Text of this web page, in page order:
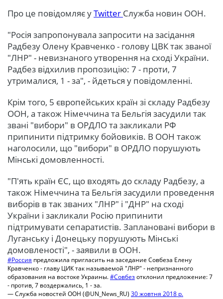
Про це повідомляє уTwitter Служба новин ООН.
"Росія запропонувала запросити на засідання
Радбезу Олену Кравченко - голову ЦВК так званої
"ЛНР" - невизнаного утворення на сході України.
Радбез відхилив пропозицію: 7 - проти, 7
утрималися, 1 - за", - йдеться у повідомленні.
Крім того, 5 європейських країн зі складу Радбезу
ООН, а також Німеччина та Бельгія засудили так
звані "вибори" в ОРДЛО та закликали РФ
припинити підтримку бойовиків. В ООН також
наголосили, що "вибори" в ОРДЛО порушують
Мінські домовленності.
"П'ять країн ЄС, що входять до складу Радбезу, а
також Німеччина та Бельгія засудили проведення
виборів в так званих "ЛНР" і "ДНР" на сході
України і закликали Росію припинити
підтримувати сепаратистів. Заплановані вибори в
Луганську і Донецьку порушують Мінські
домовленості", - заявили в ООН.
#Россия предложила пригласить на заседание Совбеза Елену
Кравченко - главу ЦИК так называемой "ЛНР" - непризнанного
образования на востоке Украины.#Совбезотклонил предложение: 7
- против, 7 воздержались, 1 - за.
— Служба новостей ООН (@UN_News_RU) 30 жовтня 2018 р.